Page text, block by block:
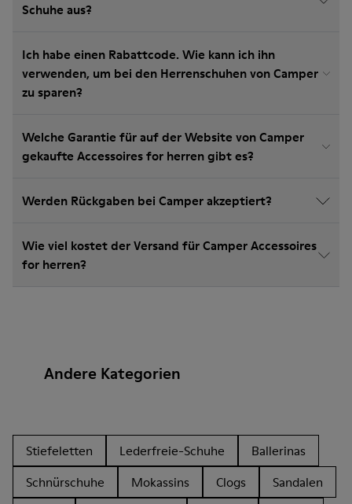
Schuhe aus?
Ich habe einen Rabattcode. Wie kann ich ihn
verwenden, um bei den Herrenschuhen von Camper
zu sparen?
Welche Garantie für auf der Website von Camper
gekaufte Accessoires for herren gibt es?
Werden Rückgaben bei Camper akzeptiert?
Wie viel kostet der Versand für Camper Accessoires
for herren?
Andere Kategorien
Stiefeletten Lederfreie-Schuhe
Ballerinas
Schnürschuhe
Mokassins Clogs
Sandalen